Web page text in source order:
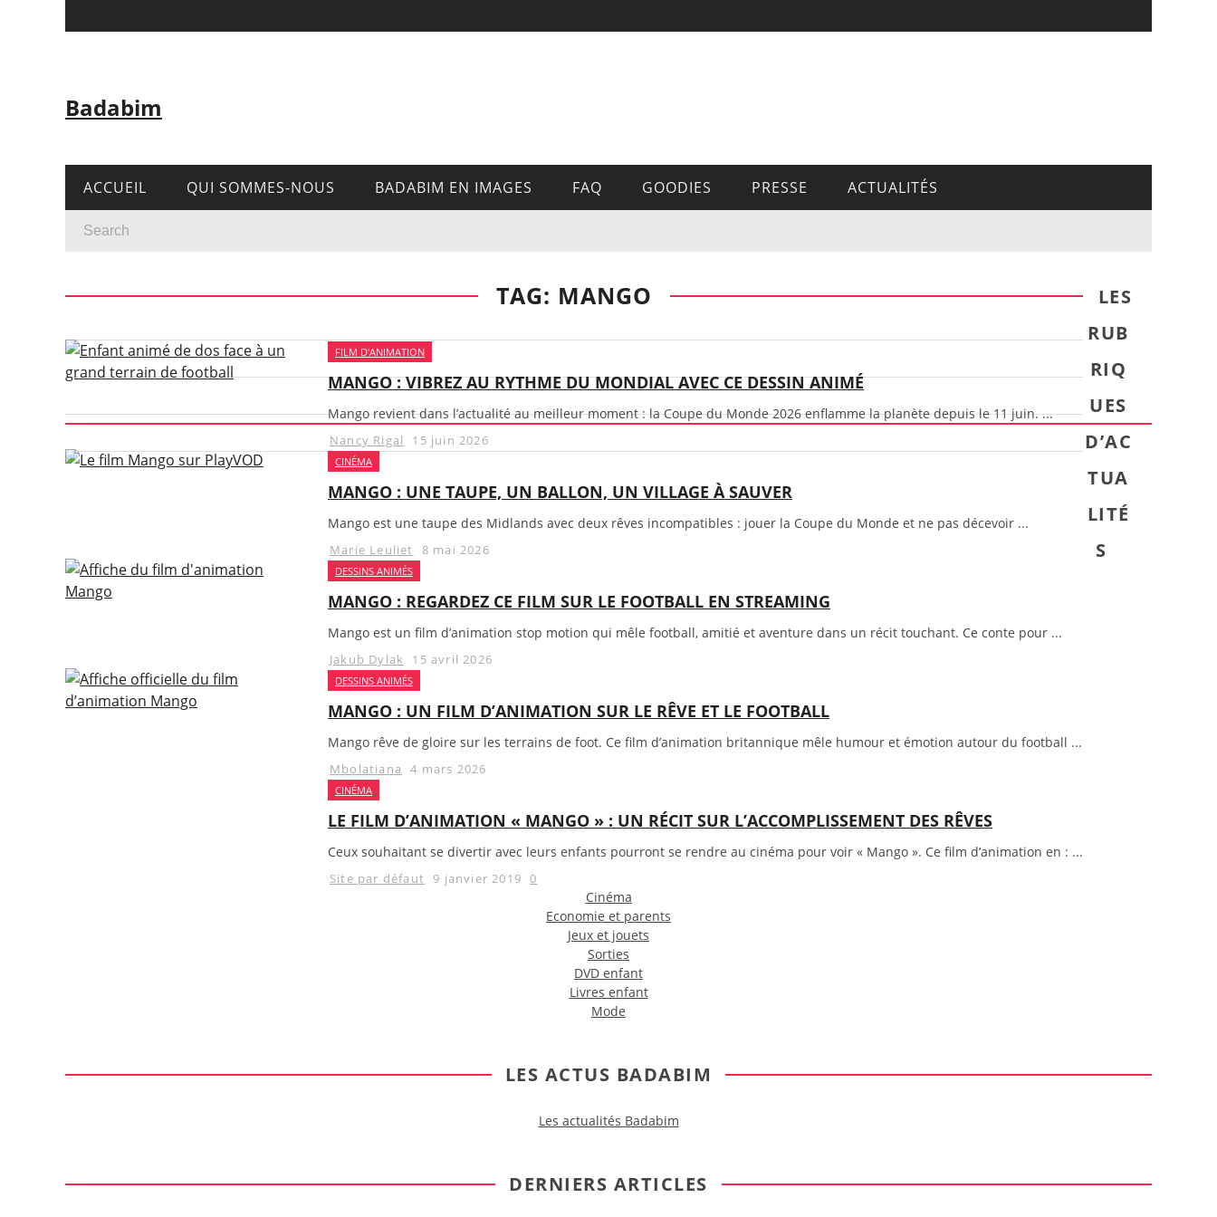
Badabim
ACCUEIL QUI SOMMES-NOUS BADABIM EN IMAGES FAQ GOODIES PRESSE ACTUALITÉS
TAG: MANGO
FILM D'ANIMATION
MANGO : VIBREZ AU RYTHME DU MONDIAL AVEC CE DESSIN ANIMÉ
Mango revient dans l’actualité au meilleur moment : la Coupe du Monde 2026 enflamme la planète depuis le 11 juin. ...
Nancy Rigal 15 juin 2026
CINÉMA
MANGO : UNE TAUPE, UN BALLON, UN VILLAGE À SAUVER
Mango est une taupe des Midlands avec deux rêves incompatibles : jouer la Coupe du Monde et ne pas décevoir ...
Marie Leuliet 8 mai 2026
DESSINS ANIMÉS
MANGO : REGARDEZ CE FILM SUR LE FOOTBALL EN STREAMING
Mango est un film d’animation stop motion qui mêle football, amitié et aventure dans un récit touchant. Ce conte pour ...
Jakub Dylak 15 avril 2026
DESSINS ANIMÉS
MANGO : UN FILM D’ANIMATION SUR LE RÊVE ET LE FOOTBALL
Mango rêve de gloire sur les terrains de foot. Ce film d’animation britannique mêle humour et émotion autour du football ...
Mbolatiana 4 mars 2026
CINÉMA
LE FILM D’ANIMATION « MANGO » : UN RÉCIT SUR L’ACCOMPLISSEMENT DES RÊVES
Ceux souhaitant se divertir avec leurs enfants pourront se rendre au cinéma pour voir « Mango ». Ce film d’animation en : ...
Site par défaut 9 janvier 2019 0
LES
RUB
RIQ
UES
D’AC
TUA
LITÉ
S
Cinéma
Economie et parents
Jeux et jouets
Sorties
DVD enfant
Livres enfant
Mode
LES ACTUS BADABIM
Les actualités Badabim
DERNIERS ARTICLES